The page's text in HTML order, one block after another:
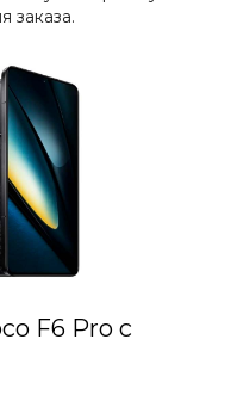
заказа.
F6 Pro с